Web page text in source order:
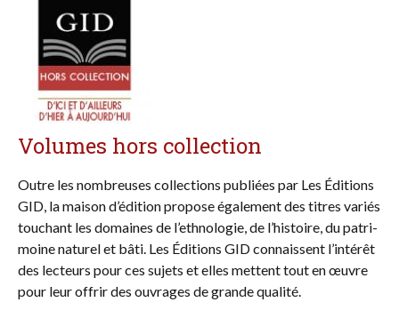
Volumes hors collection
Outre les nombreuses col­lections publiées par Les Éditions
GID, la maison d’édition pro­pose également des titres va­riés
touchant les do­maines de l’ethnologie, de l’histoire, du patri­
moine naturel et bâti. Les Éditions GID connais­sent l’inté­rêt
des lec­teurs pour ces sujets et elles mettent tout en œuvre
pour leur offrir des ou­vra­ges de grande qualité.